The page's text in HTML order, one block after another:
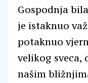
Gospodnja
je istaknuo
potaknuo
velikog sveca,
našim